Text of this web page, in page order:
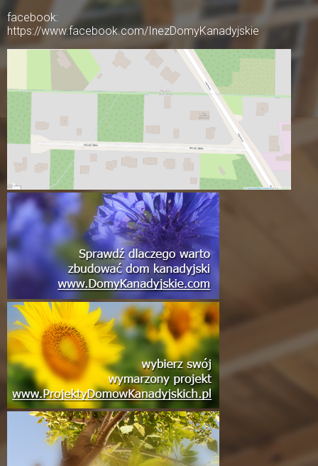
facebook:
https://www.facebook.com/InezDomyKanadyjskie